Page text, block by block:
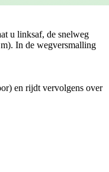
u linksaf, de snelweg
In de wegversmalling
en rijdt vervolgens over